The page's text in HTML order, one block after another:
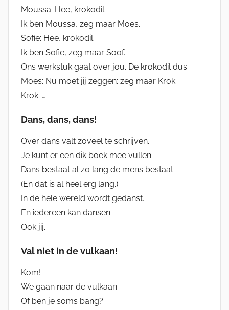
Moussa: Hee, krokodil.
Ik ben Moussa, zeg maar Moes.
Sofie: Hee, krokodil.
Ik ben Sofie, zeg maar Soof.
Ons werkstuk gaat over jou. De krokodil dus.
Moes: Nu moet jij zeggen: zeg maar Krok.
Krok: …
Dans, dans, dans!
Over dans valt zoveel te schrijven.
Je kunt er een dik boek mee vullen.
Dans bestaat al zo lang de mens bestaat.
(En dat is al heel erg lang.)
In de hele wereld wordt gedanst.
En iedereen kan dansen.
Ook jij.
Val niet in de vulkaan!
Kom!
We gaan naar de vulkaan.
Of ben je soms bang?